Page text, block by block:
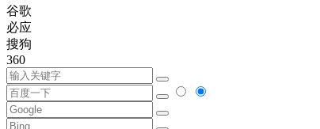
谷歌
必应
搜狗
360